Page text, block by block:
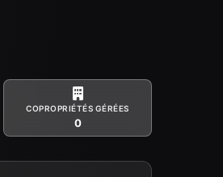
COPROPRIÉTÉS GÉRÉES
0